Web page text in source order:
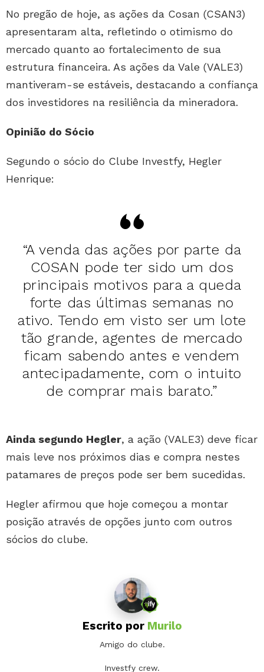
No pregão de hoje, as ações da Cosan (CSAN3)
apresentaram alta, refletindo o otimismo do
mercado quanto ao fortalecimento de sua
estrutura financeira. As ações da Vale (VALE3)
mantiveram-se estáveis, destacando a confiança
dos investidores na resiliência da mineradora.
Opinião do Sócio
Segundo o sócio do Clube Investfy, Hegler
Henrique:
“A venda das ações por parte da
COSAN pode ter sido um dos
principais motivos para a queda
forte das últimas semanas no
ativo. Tendo em visto ser um lote
tão grande, agentes de mercado
ficam sabendo antes e vendem
antecipadamente, com o intuito
de comprar mais barato.”
Ainda segundo Hegler, a ação (VALE3) deve ficar
mais leve nos próximos dias e compra nestes
patamares de preços pode ser bem sucedidas.
Hegler afirmou que hoje começou a montar
posição através de opções junto com outros
sócios do clube.
Escrito por Murilo
Amigo do clube.
Investfy crew.